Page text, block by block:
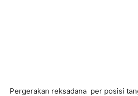
Pergerakan reksadana per posisi